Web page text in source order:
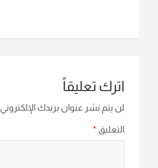
اترك تعليقاً
لن يتم نشر عنوان بريدك الإلكتروني.
التعليق *